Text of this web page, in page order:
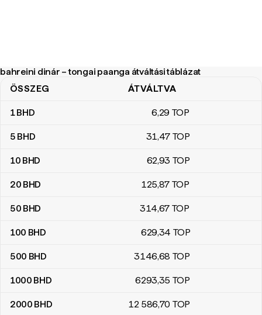
bahreini dinár – tongai paanga átváltási táblázat
bahreini dinár – tongai paanga átváltási táblázat
ÖSSZEG ÁTVÁLTVA
1BHD 6,29 TOP
5 BHD 31,47 TOP
10 BHD 62,93 TOP
20 BHD 125,87 TOP
50 BHD 314,67 TOP
100 BHD 629,34 TOP
500 BHD 3146,68 TOP
1000 BHD 6293,35 TOP
2000 BHD 12 586,70 TOP